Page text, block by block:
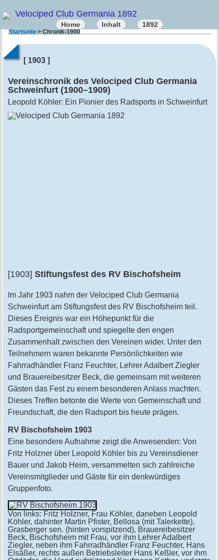
Velociped Club Germania 1892
Home Inhalt 1892
Startseite > Chronik-1900
[ 1903 ]
Vereinschronik des Velociped Club Germania
Schweinfurt (1900–1909)
Leopold Köhler: Ein Pionier des Radsports in Schweinfurt
[1903] Stiftungsfest des RV Bischofsheim
Im Jahr 1903 nahm der Velociped Club Germania
Schweinfurt am Stiftungsfest des RV Bischofsheim teil.
Dieses Ereignis war ein Höhepunkt für die
Radsportgemeinschaft und spiegelte den engen
Zusammenhalt zwischen den Vereinen wider. Unter den
Teilnehmern waren bekannte Persönlichkeiten wie
Fahrradhändler Franz Feuchter, Lehrer Adalbert Ziegler
und Brauereibesitzer Beck, die gemeinsam mit weiteren
Gästen das Fest zu einem besonderen Anlass machten.
Dieses Treffen betonte die Werte von Gemeinschaft und
Freundschaft, die den Radsport bis heute prägen.
RV Bischofsheim 1903
Eine besondere Aufnahme zeigt die Anwesenden: Von
Fritz Holzner über Leopold Köhler bis zu Vereinsdiener
Bauer und Jakob Heim, versammelten sich zahlreiche
Vereinsmitglieder und Gäste für ein denkwürdiges
Gruppenfoto.
Von links: Fritz Holzner, Frau Köhler, daneben Leopold
Köhler, dahinter Martin Pfister, Bellosa (mit Talerkette),
Grasberger sen. (hinten vorspitzend), Brauereibesitzer
Beck, Bischofsheim mit Frau, vor ihm Lehrer Adalbert
Ziegler, neben ihm Fahrradhändler Franz Feuchter, Hans
Elsäßer, rechts außen Betriebsleiter Hans Keßler, vor ihm